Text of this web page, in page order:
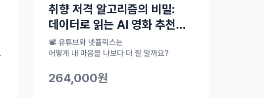
취향 저격 알고리즘의 비밀:
데이터로 읽는 AI 영화 추천
모델 만들기
📽️ 유튜브와 넷플릭스는
어떻게 내 마음을 나보다 더 잘 알까요?
264,000원